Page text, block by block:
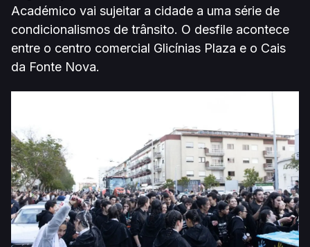
Académico vai sujeitar a cidade a uma série de
condicionalismos de trânsito. O desfile acontece
entre o centro comercial Glicínias Plaza e o Cais
da Fonte Nova.